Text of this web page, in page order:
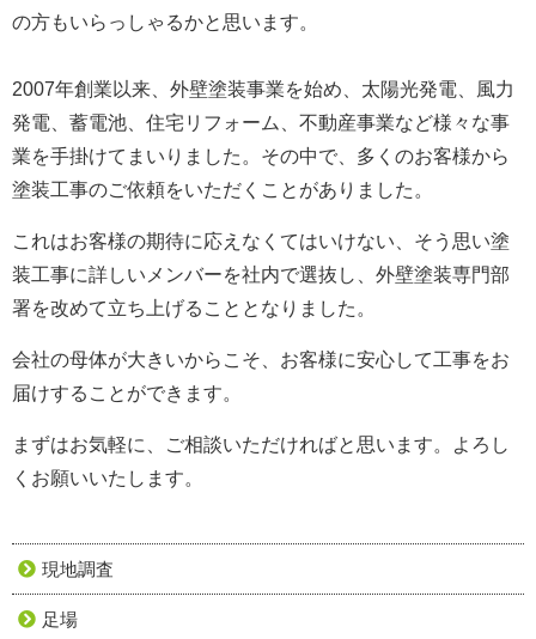
の方もいらっしゃるかと思います。
2007年創業以来、外壁塗装事業を始め、太陽光発電、風力
発電、蓄電池、住宅リフォーム、不動産事業など様々な事
業を手掛けてまいりました。 その中で、多くのお客様から
塗装工事のご依頼をいただくことがありました。
これはお客様の期待に応えなくてはいけない、そう思い塗
装工事に詳しいメンバーを社内で選抜し、外壁塗装専門部
署を改めて立ち上げることとなりました。
会社の母体が大きいからこそ、お客様に安心して工事をお
届けすることができます。
まずはお気軽に、ご相談いただければと思います。よろし
くお願いいたします。
現地調査
足場